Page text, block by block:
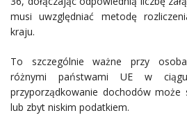
musi uwzględniać metodę
kraju.
To szczególnie ważne przy
różnymi państwami UE w ciągu
przyporządkowanie dochodów może
lub zbyt niskim podatkiem.